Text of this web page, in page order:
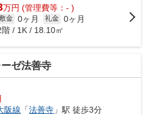
万円 (管理費等：- )
金 0ヶ月 礼金 0ヶ月
階 / 1K / 18.10㎡
ゼ法善寺
阪線 「法善寺 」駅 徒歩3分